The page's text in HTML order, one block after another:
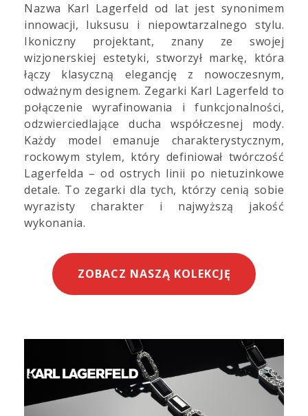
Nazwa Karl Lagerfeld od lat jest synonimem
innowacji, luksusu i niepowtarzalnego stylu.
Ikoniczny projektant, znany ze swojej
wizjonerskiej estetyki, stworzył markę, która
łączy klasyczną elegancję z nowoczesnym,
odważnym designem. Zegarki Karl Lagerfeld to
połączenie wyrafinowania i funkcjonalności,
odzwierciedlające ducha współczesnej mody.
Każdy model emanuje charakterystycznym,
rockowym stylem, który definiował twórczość
Lagerfelda – od ostrych linii po nietuzinkowe
detale. To zegarki dla tych, którzy cenią sobie
wyrazisty charakter i najwyższą jakość
wykonania.
ZOBACZ NASZĄ KOLEKCJĘ